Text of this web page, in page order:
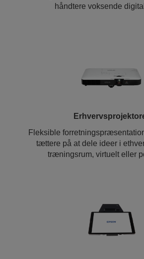
håndtere voksende
Fleksible
tættere på at dele ideer i
træningsrum, virtuelt eller